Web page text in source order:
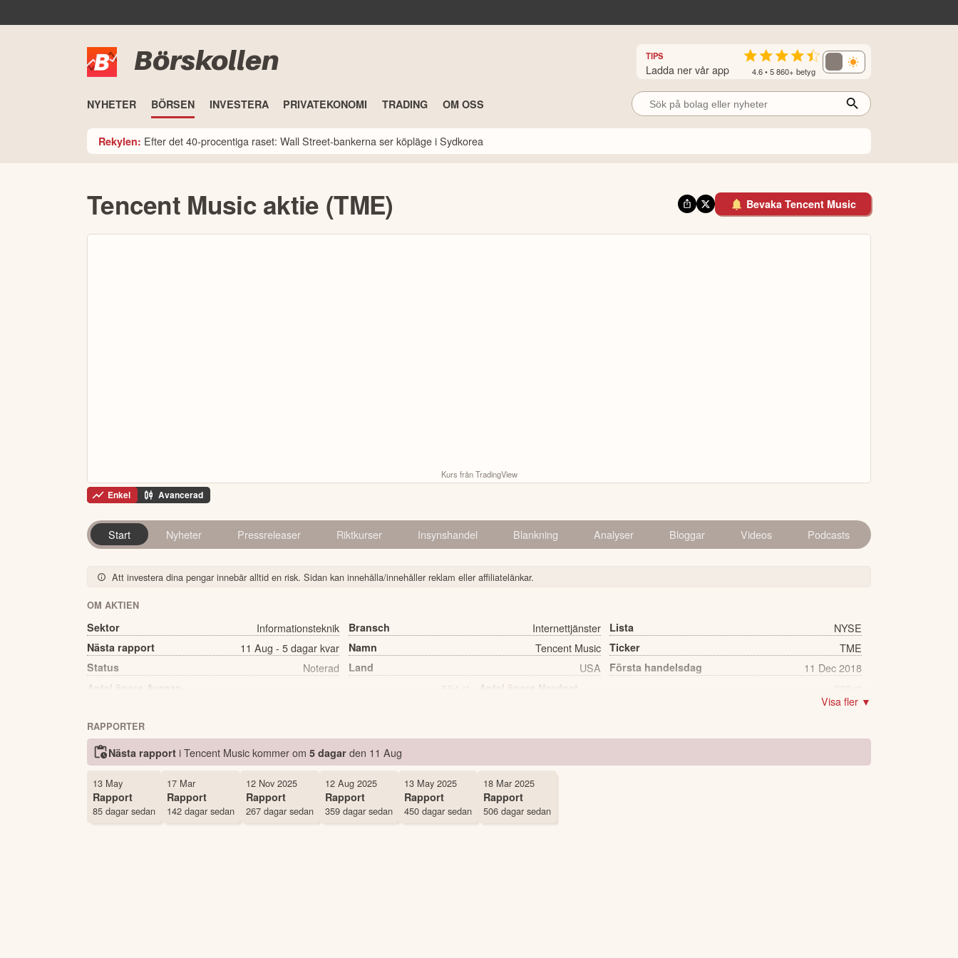
Börskollen TIPS
Ladda ner vår app 4.6 • 5 860+ betyg
NYHETER BÖRSEN INVESTERA PRIVATEKONOMI TRADING OM OSS
Rekylen: Efter det 40-procentiga raset: Wall Street-bankerna ser köpläge i Sydkorea
Tencent Music aktie (TME) Bevaka Tencent Music
Kurs från TradingView
Enkel Avancerad
Start Nyheter Pressreleaser Riktkurser Insynshandel Blankning Analyser Bloggar Videos Podcasts
Att investera dina pengar innebär alltid en risk. Sidan kan innehålla/innehåller reklam eller affiliatelänkar.
OM AKTIEN
Sektor Informationsteknik Bransch Internettjänster Lista NYSE
Nästa rapport 11 Aug - 5 dagar kvar Namn Tencent Music Ticker TME
Status Noterad Land USA Första handelsdag 11 Dec 2018
Antal ägare Avanza Antal ägare Nordnet
Visa fler ▼
RAPPORTER
Nästa rapport i Tencent Music kommerom 5 dagar den 11 Aug
13 May
Rapport
85 dagar sedan
17 Mar
Rapport
142 dagar sedan
12 Nov 2025
Rapport
267 dagar sedan
12 Aug 2025
Rapport
359 dagar sedan
13 May 2025
Rapport
450 dagar sedan
18 Mar 2025
Rapport
506 dagar sedan